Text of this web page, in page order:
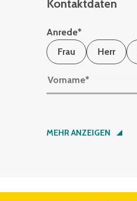
Kontaktdaten
Anrede*
Frau
Herr
Vorname*
Nachname*
MEHR ANZEIGEN